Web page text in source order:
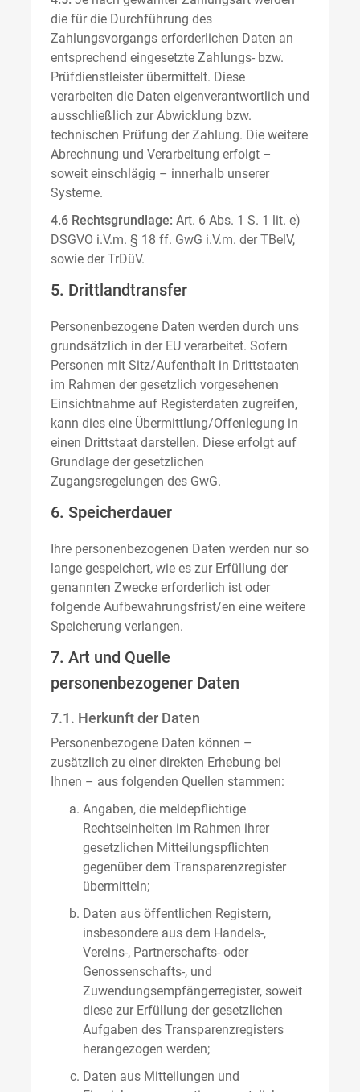
die für die Durchführung des
Zahlungsvorgangs erforderlichen Daten an
entsprechend eingesetzte Zahlungs- bzw.
Prüfdienstleister übermittelt. Diese
verarbeiten die Daten eigenverantwortlich und
ausschließlich zur Abwicklung bzw.
technischen Prüfung der Zahlung. Die weitere
Abrechnung und Verarbeitung erfolgt –
soweit einschlägig – innerhalb unserer
Systeme.
4.6 Rechtsgrundlage: Art. 6 Abs. 1 S. 1 lit. e)
DSGVO i.V.m. § 18 ff. GwG i.V.m. der TBelV,
sowie der TrDüV.
5. Drittlandtransfer
Personenbezogene Daten werden durch uns
grundsätzlich in der EU verarbeitet. Sofern
Personen mit Sitz/Aufenthalt in Drittstaaten
im Rahmen der gesetzlich vorgesehenen
Einsichtnahme auf Registerdaten zugreifen,
kann dies eine Übermittlung/Offenlegung in
einen Drittstaat darstellen. Diese erfolgt auf
Grundlage der gesetzlichen
Zugangsregelungen des GwG.
6. Speicherdauer
Ihre personenbezogenen Daten werden nur so
lange gespeichert, wie es zur Erfüllung der
genannten Zwecke erforderlich ist oder
folgende Aufbewahrungsfrist/en eine weitere
Speicherung verlangen.
7. Art und Quelle
personenbezogener Daten
7.1. Herkunft der Daten
Personenbezogene Daten können –
zusätzlich zu einer direkten Erhebung bei
Ihnen – aus folgenden Quellen stammen:
Angaben, die meldepflichtige
Rechtseinheiten im Rahmen ihrer
gesetzlichen Mitteilungspflichten
gegenüber dem Transparenzregister
übermitteln;
Daten aus öffentlichen Registern,
insbesondere aus dem Handels-,
Vereins-, Partnerschafts- oder
Genossenschafts-, und
Zuwendungsempfängerregister, soweit
diese zur Erfüllung der gesetzlichen
Aufgaben des Transparenzregisters
herangezogen werden;
Daten aus Mitteilungen und